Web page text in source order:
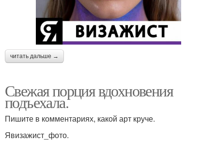
читать дальше →
Свежая порция вдохновения
подъехала.
Пишите в комментариях, какой арт круче.
Явизажист_фото.